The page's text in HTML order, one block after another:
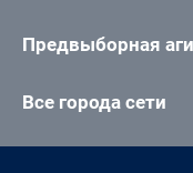
Предвыборная
Все города сети